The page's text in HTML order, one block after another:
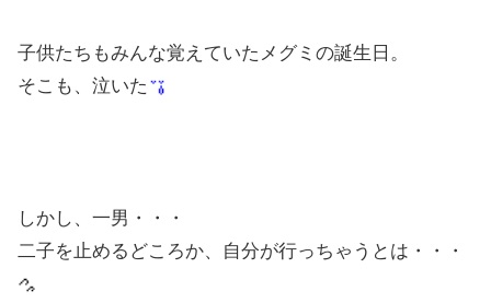
子供たちもみんな覚えていたメグミの誕生日。
そこも、泣いた
しかし、一男・・・
二子を止めるどころか、自分が行っちゃうとは・・・